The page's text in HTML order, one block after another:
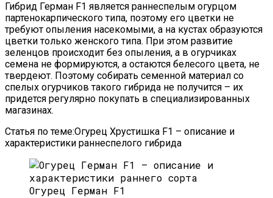
Гибрид Герман F1 является раннеспелым огурцом
партенокарпического типа, поэтому его цветки не
требуют опыления насекомыми, а на кустах образуются
цветки только женского типа. При этом развитие
зеленцов происходит без опыления, а в огурчиках
семена не формируются, а остаются белесого цвета, не
твердеют. Поэтому собирать семенной материал со
спелых огурчиков такого гибрида не получится – их
придется регулярно покупать в специализированных
магазинах.
Статья по теме:Огурец Хрустишка F1 – описание и
характеристики раннеспелого гибрида
Огурец Герман F1